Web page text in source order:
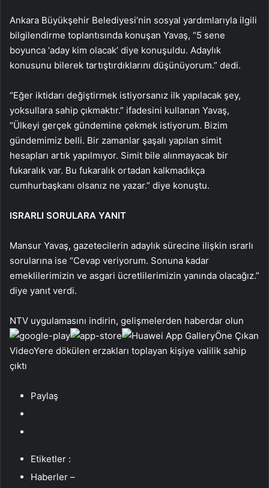
Ankara Büyükşehir Belediyesi’nin sosyal yardımlarıyla ilgili
bilgilendirme toplantısında konuşan Yavaş, “5 sene
boyunca ‘aday kim olacak’ diye konuşuldu. Adaylık
konusunu bilerek tartıştırdıklarını düşünüyorum.” dedi.
“Eğer iktidarı değiştirmek istiyorsanız ilk yapılacak şey,
yoksullara sahip çıkmaktır.” ifadesini kullanan Yavaş,
“Ülkeyi gerçek gündemine çekmek istiyorum. Bizim
gündemimiz belli. Bir zamanlar şaşalı yapılan simit
hesapları artık yapılmıyor. Simit bile alınmayacak bir
fukaralık var. Bu fukaralık ortadan kalkmadıkça
cumhurbaşkanı olsanız ne yazar.” diye konuştu.
ISRARLI SORULARA YANIT
Mansur Yavaş, gazetecilerin adaylık sürecine ilişkin ısrarlı
sorularına ise “Cevap veriyorum. Sonuna kadar
emeklilerimizin ve asgari ücretlilerimizin yanında olacağız.”
diye yanıt verdi.
NTV uygulamasını indirin, gelişmelerden haberdar olun
Öne Çıkan
VideoYere dökülen erzakları toplayan kişiye valilik sahip
çıktı
Paylaş
Etiketler :
Haberler –